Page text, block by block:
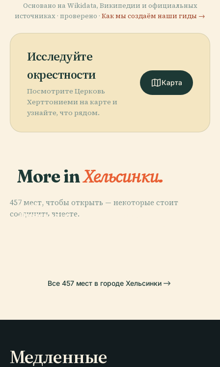
Основано на Wikidata, Википедии и официальных
источниках · проверено · Как мы создаём наши гиды →
Исследуйте
окрестности
Посмотрите Церковь
Херттониеми на карте и
узнайте, что рядом.
Карта
More inХельсинки.
457 мест, чтобы открыть — некоторые стоит
соединить вместе.
PLACE
Центральный
PLACE
PLACE
Финская
Все 457 мест в городе Хельсинки
Медленные